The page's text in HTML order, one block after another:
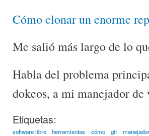
Cómo clonar un enorme
Me salió más largo de lo
Habla del problema
dokeos, a mi manejador
Etiquetas:
software libre herramientas cómo git